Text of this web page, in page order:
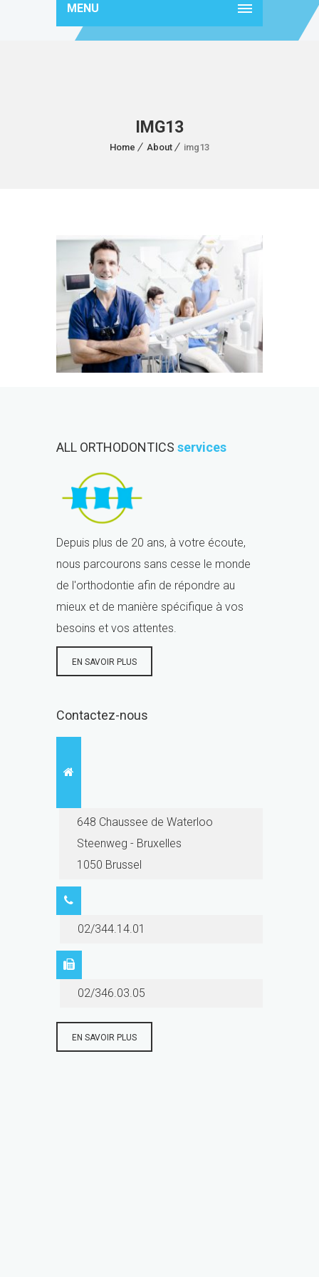
MENU
IMG13
Home About img13
ALL ORTHODONTICS services
Depuis plus de 20 ans, à votre écoute,
nous parcourons sans cesse le monde
de l'orthodontie afin de répondre au
mieux et de manière spécifique à vos
besoins et vos attentes.
EN SAVOIR PLUS
Contactez-nous
648 Chaussee de Waterloo
Steenweg - Bruxelles
1050 Brussel
02/344.14.01
02/346.03.05
EN SAVOIR PLUS